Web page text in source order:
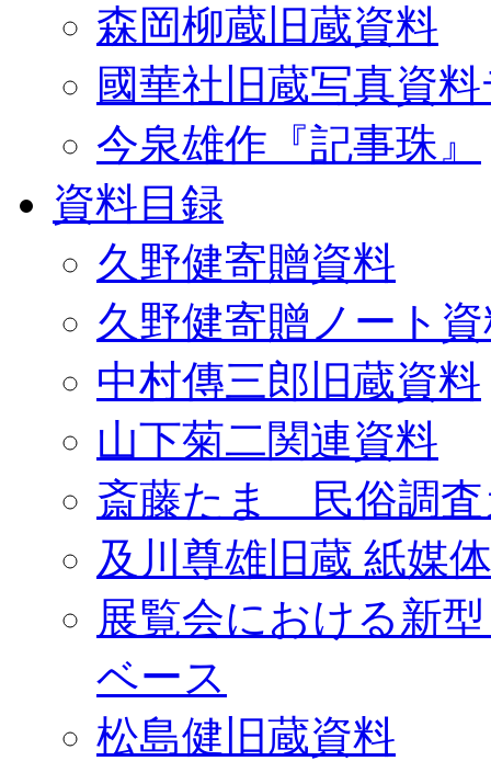
森岡柳蔵旧蔵資料
國華社旧蔵写真資
今泉雄作『記事珠』
資料目録
久野健寄贈資料
久野健寄贈ノート
中村傳三郎旧蔵資料
山下菊二関連資料
斎藤たま 民俗調査
及川尊雄旧蔵 紙媒
展覧会における新
ベース
松島健旧蔵資料